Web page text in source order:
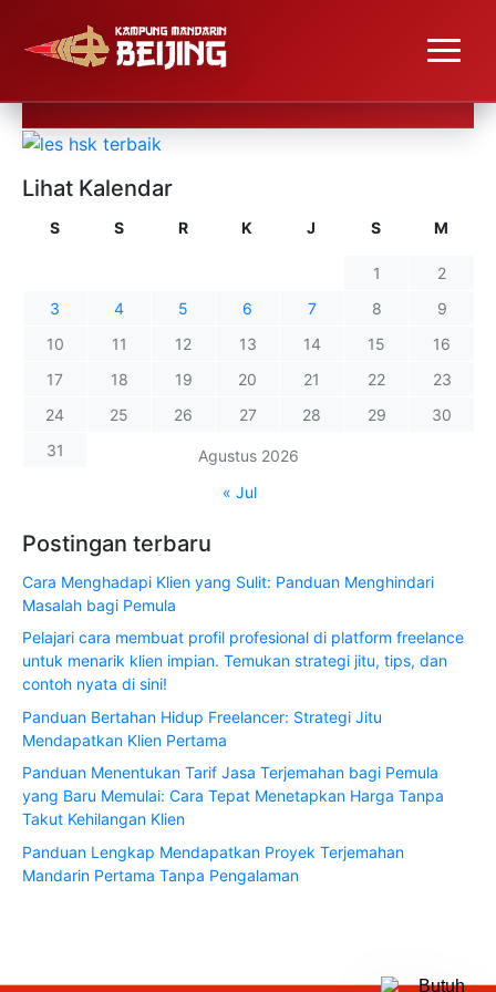
Lihat Kalendar
Agustus 2026
S S R K J S M
1
2
3
4 5 6 7 8
9
10
11 12 13 14 15
16
17
18 19 20 21 22
23
24
25 26 27 28 29
30
31
« Jul
Postingan terbaru
Cara Menghadapi Klien yang Sulit: Panduan Menghindari
Masalah bagi Pemula
Pelajari cara membuat profil profesional di platform freelance
untuk menarik klien impian. Temukan strategi jitu, tips, dan
contoh nyata di sini!
Panduan Bertahan Hidup Freelancer: Strategi Jitu
Mendapatkan Klien Pertama
Panduan Menentukan Tarif Jasa Terjemahan bagi Pemula
yang Baru Memulai: Cara Tepat Menetapkan Harga Tanpa
Takut Kehilangan Klien
Panduan Lengkap Mendapatkan Proyek Terjemahan
Mandarin Pertama Tanpa Pengalaman